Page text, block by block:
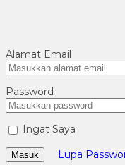
Alamat Email
Password
Ingat Saya
Masuk Lupa